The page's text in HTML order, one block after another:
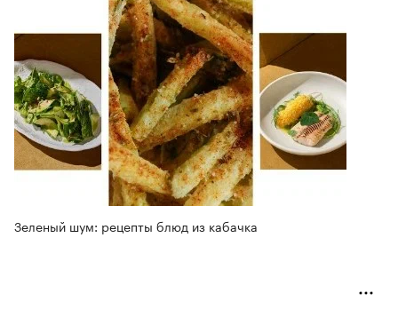
Зеленый шум: рецепты блюд из кабачка